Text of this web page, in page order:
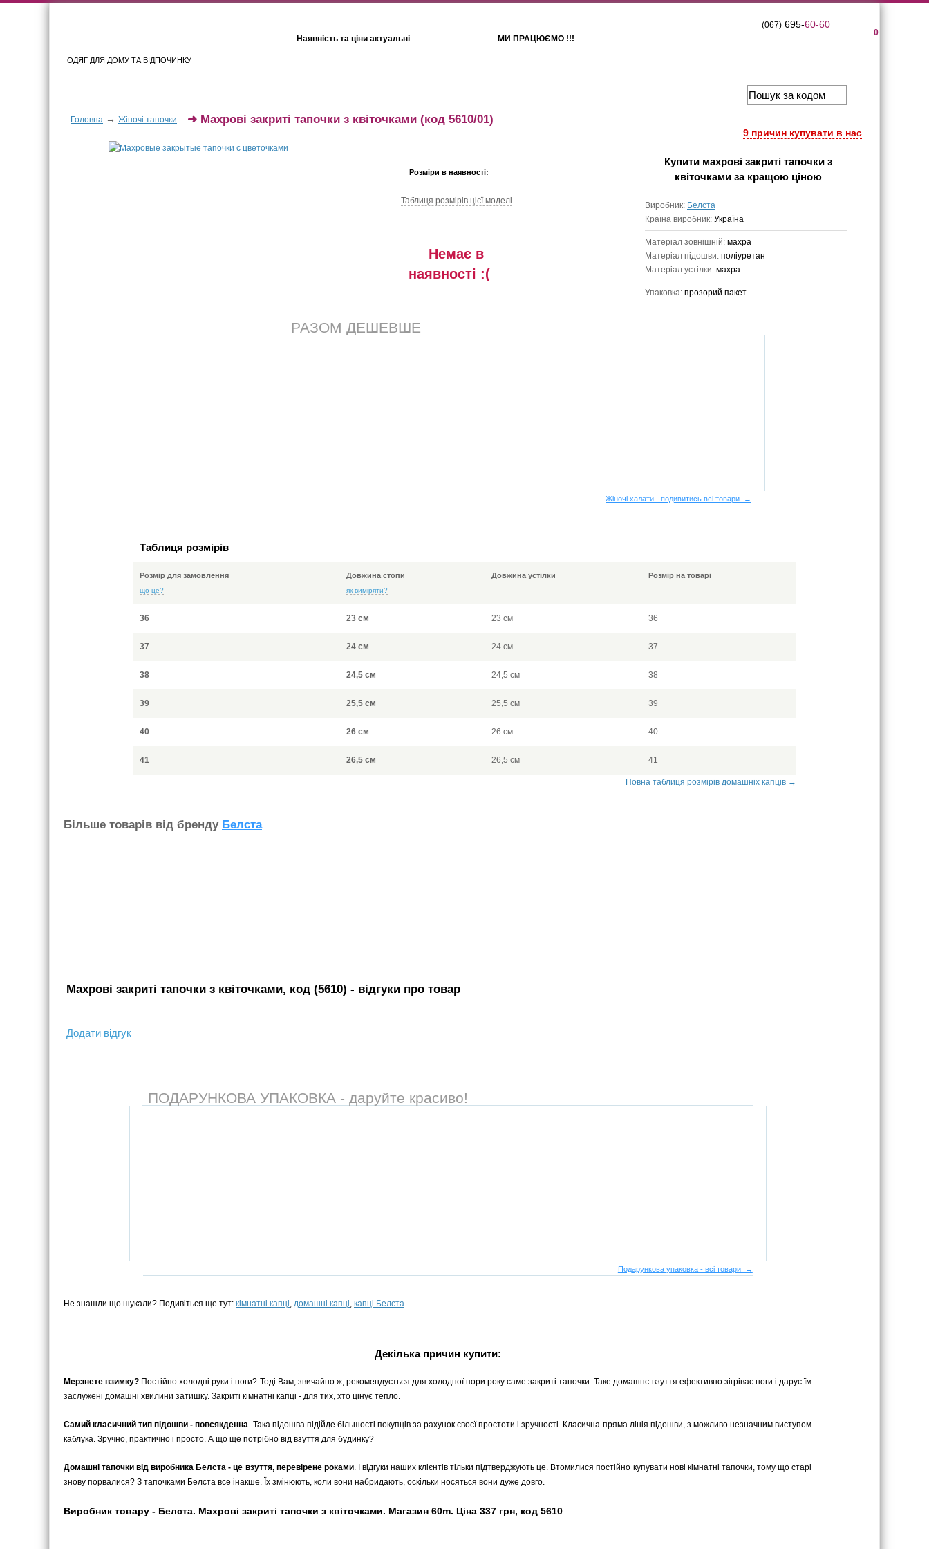
ОДЯГ ДЛЯ ДОМУ ТА ВІДПОЧИНКУ
Наявність та ціни актуальні МИ ПРАЦЮЄМО !!!
0
(067)695-60-60
Головна → Жіночі тапочки
9 причин купувати в нас
➜ Махрові закриті тапочки з квіточками (код 5610/01)
Розміри в наявності:
Таблиця розмiрiв цiєї моделi
Немає в
наявностi :(
Купити махрові закриті тапочки з
квіточкамиза кращою ціною
Виробник: Белста
Країна виробник: Україна
Матеріал зовнішній: махра
Матеріал підошви: поліуретан
Матеріал устілки: махра
Упаковка: прозорий пакет
РАЗОМ ДЕШЕВШЕ
Жіночі халати - подивитись всі товари →
Таблиця розмірів
Розмір для замовлення
що це?
Довжина стопи
як виміряти?
Довжина устілки Розмір на товарі
36 23 см 23 см 36
37 24 см 24 см 37
38 24,5 см 24,5 см 38
39 25,5 см 25,5 см 39
40 26 см 26 см 40
41 26,5 см 26,5 см 41
Повна таблиця розмірів домашніх капців →
Бiльше товарiв вiд бренду Белста
Махрові закриті тапочки з квіточками, код (5610) - вiдгуки про товар
Додати вiдгук
ПОДАРУНКОВА УПАКОВКА - даруйте красиво!
Подарункова упаковка - всі товари →
Не знашли що шукали? Подивіться ще тут: кімнатні капці, домашні капці, капці Белста
Декілька причин купити:
Мерзнете взимку? Постійно холодні руки і ноги? Тоді Вам, звичайно ж, рекомендується для холодної пори року саме закриті тапочки. Таке домашнє взуття ефективно зігріває ноги і дарує їм
заслужені домашні хвилини затишку. Закриті кімнатні капці - для тих, хто цінує тепло.
Самий класичний тип підошви - повсякденна. Така підошва підійде більшості покупців за рахунок своєї простоти і зручності. Класична пряма лінія підошви, з можливо незначним виступом
каблука. Зручно, практично і просто. А що ще потрібно від взуття для будинку?
Домашні тапочки від виробника Белста - це взуття, перевірене роками. І відгуки наших клієнтів тільки підтверджують це. Втомилися постійно купувати нові кімнатні тапочки, тому що старі
знову порвалися? З тапочками Белста все інакше. Їх змінюють, коли вони набридають, оскільки носяться вони дуже довго.
Виробник товару - Белста. Махрові закриті тапочки з квіточками. Магазин 60m. Ціна 337 грн, код 5610